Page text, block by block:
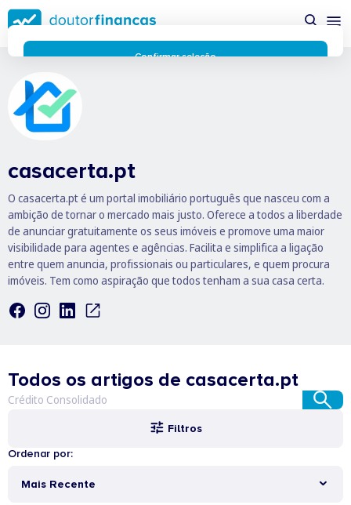
Saltar
para
conteúdo
principal
casacerta.pt
O casacerta.pt é um portal imobiliário português que nasceu com a
ambição de tornar o mercado mais justo. Oferece a todos a liberdade
de anunciar gratuitamente os seus imóveis e promove uma maior
visibilidade para agentes e agências. Facilita e simplifica a ligação
entre quem anuncia, profissionais ou particulares, e quem procura
imóveis. Tem como aspiração que todos tenham a sua casa certa.
Todos os artigos de casacerta.pt
Filtros
Ordenar por:
Mais Recente
possível enquanto utilizador do portal Doutor Finanças e
personalizar conteúdos e anúncios.
Saiba mais sobre as
funcionalidades dos cookiesaqui.
Respeitamos a sua privacidade e estamos comprometidos com
recolhemos, processamos ou armazenamos quaisquer dados
pessoais através de cookies durante a navegação normal no
a experiência do utilizador. Estes cookies não contêm
sua atividade fora do nosso site. Conheça a nossaPolítica de
Privacidade
O business.safety.google usa cookies da Google para oferecer
os respetivos serviços, melhorar a qualidade destes e analisar
o tráfego. Saiba mais.
Cookies estritamente necessários
Cookies para estatística
Confirmar seleção